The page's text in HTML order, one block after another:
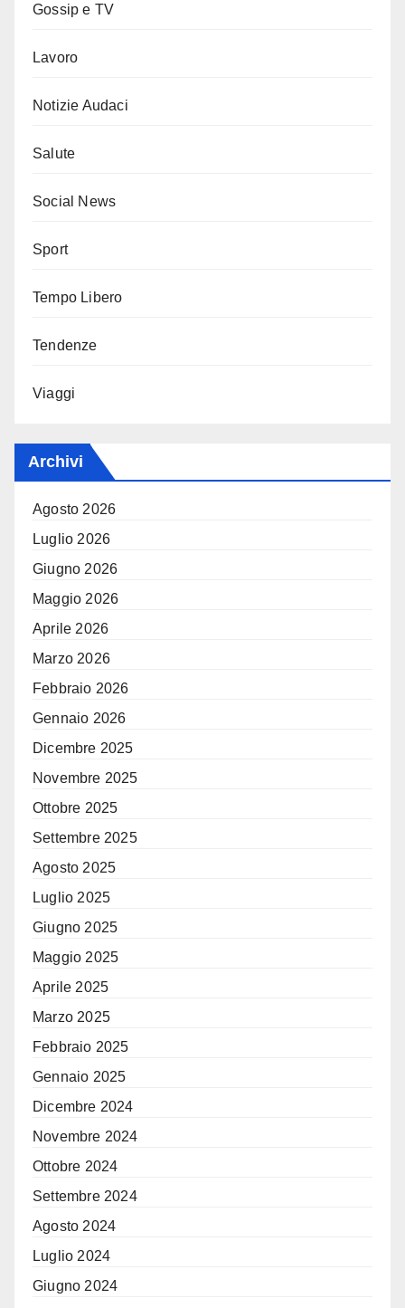
Gossip e TV
Lavoro
Notizie Audaci
Salute
Social News
Sport
Tempo Libero
Tendenze
Viaggi
Archivi
Agosto 2026
Luglio 2026
Giugno 2026
Maggio 2026
Aprile 2026
Marzo 2026
Febbraio 2026
Gennaio 2026
Dicembre 2025
Novembre 2025
Ottobre 2025
Settembre 2025
Agosto 2025
Luglio 2025
Giugno 2025
Maggio 2025
Aprile 2025
Marzo 2025
Febbraio 2025
Gennaio 2025
Dicembre 2024
Novembre 2024
Ottobre 2024
Settembre 2024
Agosto 2024
Luglio 2024
Giugno 2024